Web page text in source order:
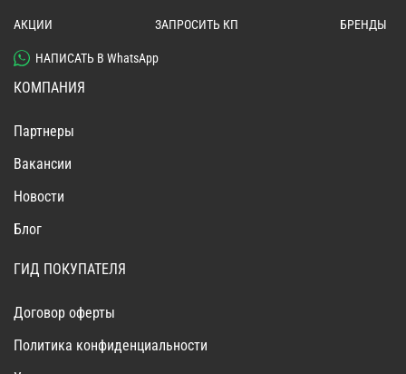
АКЦИИ ЗАПРОСИТЬ КП БРЕНДЫ
НАПИСАТЬ В WhatsApp
КОМПАНИЯ
Партнеры
Вакансии
Новости
Блог
ГИД ПОКУПАТЕЛЯ
Договор оферты
Политика конфиденциальности